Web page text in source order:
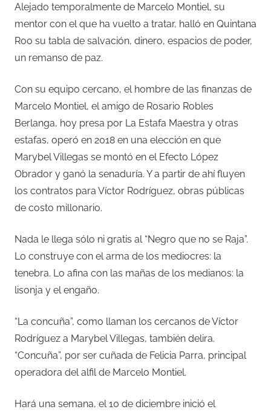
Alejado temporalmente de Marcelo Montiel, su
mentor con el que ha vuelto a tratar, halló en Quintana
Roo su tabla de salvación, dinero, espacios de poder,
un remanso de paz.
Con su equipo cercano, el hombre de las finanzas de
Marcelo Montiel, el amigo de Rosario Robles
Berlanga, hoy presa por La Estafa Maestra y otras
estafas, operó en 2018 en una elección en que
Marybel Villegas se montó en el Efecto López
Obrador y ganó la senaduría. Y a partir de ahí fluyen
los contratos para Víctor Rodríguez, obras públicas
de costo millonario.
Nada le llega sólo ni gratis al “Negro que no se Raja”.
Lo construye con el arma de los mediocres: la
tenebra. Lo afina con las mañas de los medianos: la
lisonja y el engaño.
“La concuña”, como llaman los cercanos de Víctor
Rodríguez a Marybel Villegas, también delira.
“Concuña”, por ser cuñada de Felicia Parra, principal
operadora del alfil de Marcelo Montiel.
Hará una semana, el 10 de diciembre inició el